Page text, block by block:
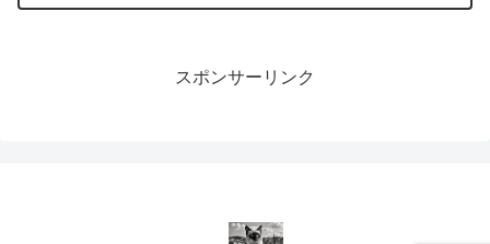
スポンサーリンク